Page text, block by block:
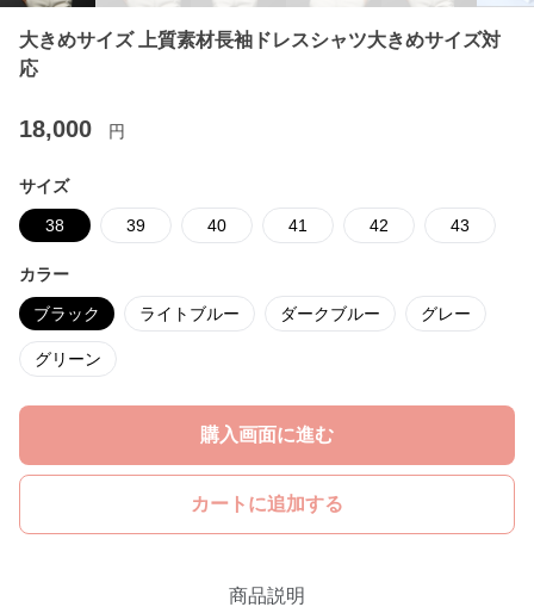
大きめサイズ 上質素材長袖ドレスシャツ大きめサイズ対
応
18,000 円
サイズ
38 39 40 41 42 43
カラー
ブラック ライトブルー ダークブルー グレー
グリーン
購入画面に進む
カートに追加する
商品説明